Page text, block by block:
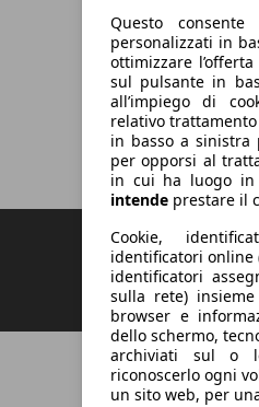
Questo
personalizzati in
ottimizzare
sul pulsante in
all’impiego di
relativo
in basso a sinistra
per opporsi al
in cui ha luogo in
intende prestare il
Cookie,
identificatori online
identificatori
sulla rete)
browser e
dello schermo,
archiviati sul o
riconoscerlo ogni
un sito web, per